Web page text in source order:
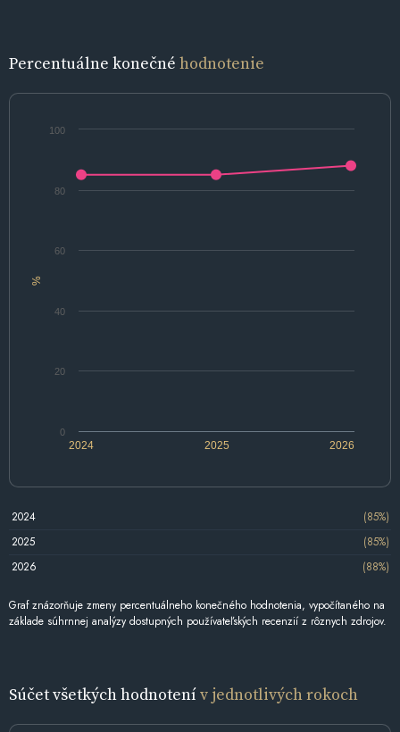
Percentuálne konečné hodnotenie
%
2024 2025 2026
0
20
40
60
80
100
2024
(85%)
2025
(85%)
2026
(88%)
Graf znázorňuje zmeny percentuálneho konečného hodnotenia, vypočítaného na
základe súhrnnej analýzy dostupných používateľských recenzií z rôznych zdrojov.
Súčet všetkých hodnotenív jednotlivých rokoch